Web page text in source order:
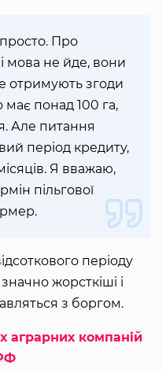
Про
мова не йде, вони
згоди
має понад 100 га,
Але питання
період кредиту,
Я вважаю,
пільгової
періоду
жорсткіші і
з боргом.
аграрних компаній